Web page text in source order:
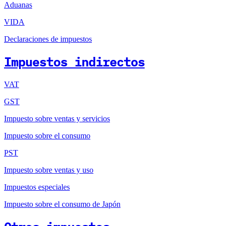
Aduanas
VIDA
Declaraciones de impuestos
Impuestos indirectos
VAT
GST
Impuesto sobre ventas y servicios
Impuesto sobre el consumo
PST
Impuesto sobre ventas y uso
Impuestos especiales
Impuesto sobre el consumo de Japón